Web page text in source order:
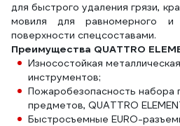
для быстрого удаления грязи,
мовиля для равномерного и
поверхности спецсоставами.
Преимущества QUATTRO
Износостойкая
инструментов;
Пожаробезопасность набора
предметов, QUATTRO
Быстросъемные EURO-